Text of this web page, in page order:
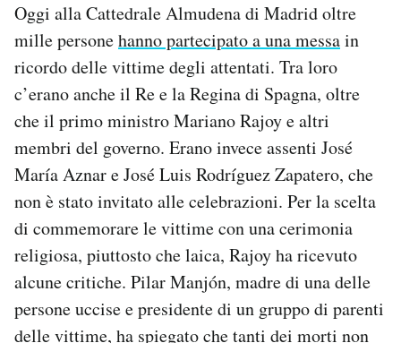
Oggi alla Cattedrale Almudena di Madrid oltre
mille personehanno partecipato a una messain
ricordo delle vittime degli attentati. Tra loro
c’erano anche il Re e la Regina di Spagna, oltre
che il primo ministro Mariano Rajoy e altri
membri del governo. Erano invece assenti José
María Aznar e José Luis Rodríguez Zapatero, che
non è stato invitato alle celebrazioni. Per la scelta
di commemorare le vittime con una cerimonia
religiosa, piuttosto che laica, Rajoy ha ricevuto
alcune critiche. Pilar Manjón, madre di una delle
persone uccise e presidente di un gruppo di parenti
delle vittime, ha spiegato che tanti dei morti non